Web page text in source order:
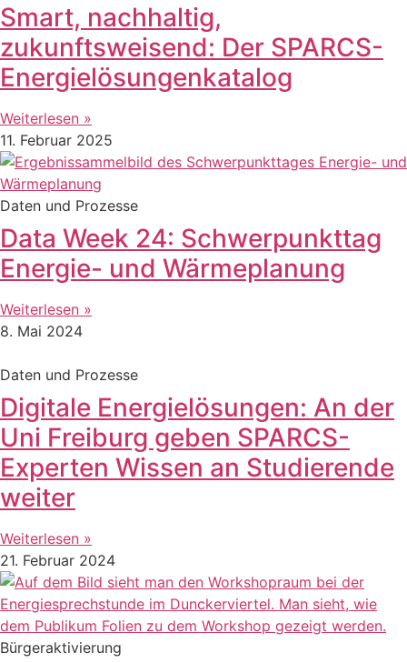
Smart, nachhaltig,
zukunftsweisend: Der SPARCS-
Energielösungenkatalog
Weiterlesen »
11. Februar 2025
Daten und Prozesse
Data Week 24: Schwerpunkttag
Energie- und Wärmeplanung
Weiterlesen »
8. Mai 2024
Daten und Prozesse
Digitale Energielösungen: An der
Uni Freiburg geben SPARCS-
Experten Wissen an Studierende
weiter
Weiterlesen »
21. Februar 2024
Bürgeraktivierung